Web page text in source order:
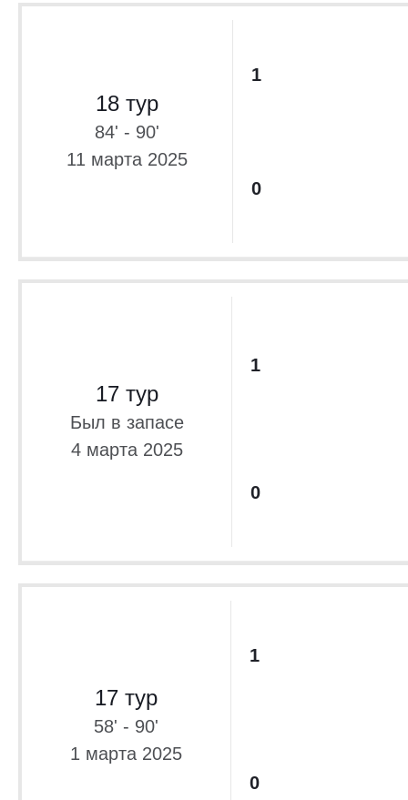
18 тур
84' - 90'
11 марта 2025
1
0
17 тур
Был в запасе
4 марта 2025
1
0
17 тур
58' - 90'
1 марта 2025
1
0